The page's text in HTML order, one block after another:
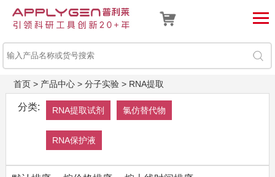
首页> 产品中心> 分子实验> RNA提取
分类: RNA提取试剂 氯仿替代物
RNA保护液